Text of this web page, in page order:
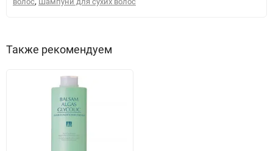
Также рекомендуем